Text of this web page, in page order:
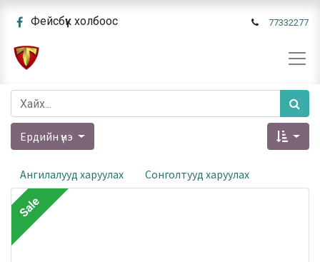
Фейсбүүк холбоос 77332277
Ердийн үнэ
Ангилалууд харуулах Сонголтууд харуулах
Sale